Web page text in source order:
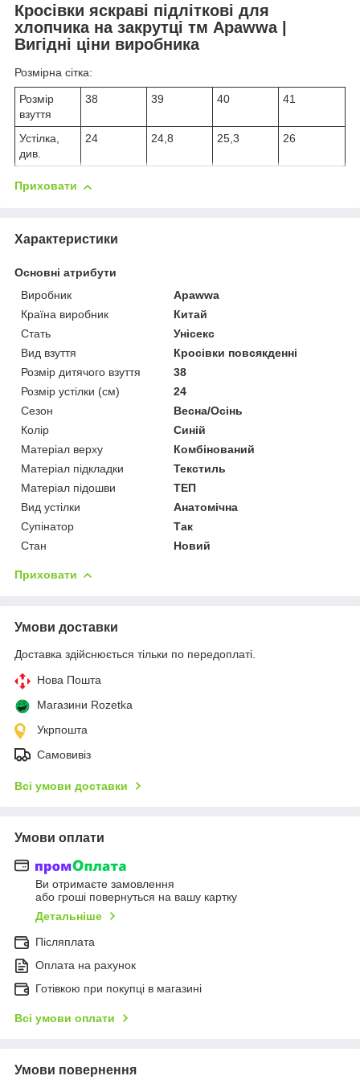
Кросівки яскраві підліткові для
хлопчика на закрутці тм Apawwa |
Вигідні ціни виробника
Розмірна сітка:
Розмір
взуття
38 39 40 41
Устілка,
див.
24 24,8 25,3 26
Приховати
Характеристики
Основні атрибути
Виробник
Apawwa
Країна виробник
Китай
Стать
Унісекс
Вид взуття
Кросівки повсякденні
Розмір дитячого взуття
38
Розмір устілки (см)
24
Сезон
Весна/Осінь
Колір
Синій
Матеріал верху
Комбінований
Матеріал підкладки
Текстиль
Матеріал підошви
ТЕП
Вид устілки
Анатомічна
Супінатор
Так
Стан
Новий
Приховати
Умови доставки
Доставка здійснюється тільки по передоплаті.
Нова Пошта
Магазини Rozetka
Укрпошта
Самовивіз
Всі умови доставки
Умови оплати
Ви отримаєте замовлення
або гроші повернуться на вашу картку
Детальніше
Післяплата
Оплата на рахунок
Готівкою при покупці в магазині
Всі умови оплати
Умови повернення